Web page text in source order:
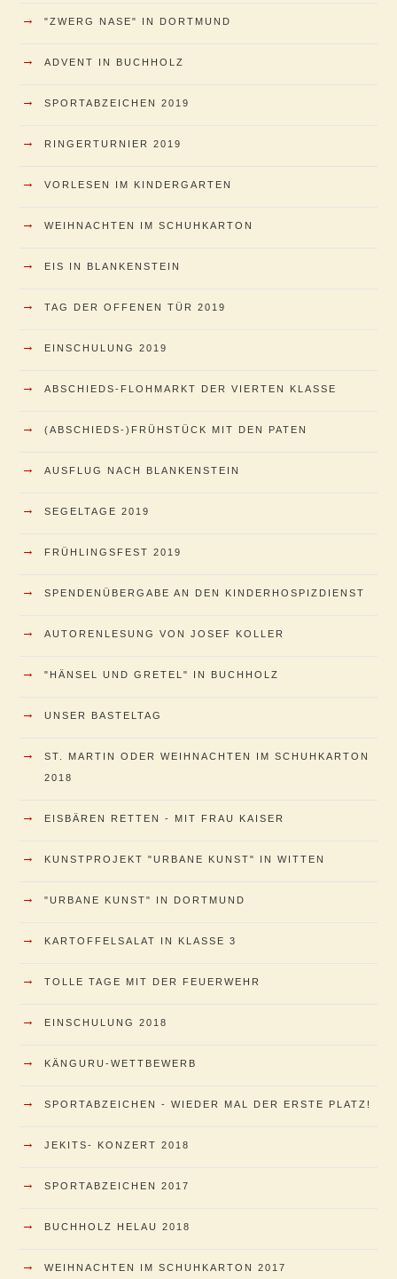
→ "ZWERG NASE" IN DORTMUND
→ ADVENT IN BUCHHOLZ
→ SPORTABZEICHEN 2019
→ RINGERTURNIER 2019
→ VORLESEN IM KINDERGARTEN
→ WEIHNACHTEN IM SCHUHKARTON
→ EIS IN BLANKENSTEIN
→ TAG DER OFFENEN TÜR 2019
→ EINSCHULUNG 2019
→ ABSCHIEDS-FLOHMARKT DER VIERTEN KLASSE
→ (ABSCHIEDS-)FRÜHSTÜCK MIT DEN PATEN
→ AUSFLUG NACH BLANKENSTEIN
→ SEGELTAGE 2019
→ FRÜHLINGSFEST 2019
→ SPENDENÜBERGABE AN DEN KINDERHOSPIZDIENST
→ AUTORENLESUNG VON JOSEF KOLLER
→ "HÄNSEL UND GRETEL" IN BUCHHOLZ
→ UNSER BASTELTAG
→
ST. MARTIN ODER WEIHNACHTEN IM SCHUHKARTON
2018
→ EISBÄREN RETTEN - MIT FRAU KAISER
→ KUNSTPROJEKT "URBANE KUNST" IN WITTEN
→ "URBANE KUNST" IN DORTMUND
→ KARTOFFELSALAT IN KLASSE 3
→ TOLLE TAGE MIT DER FEUERWEHR
→ EINSCHULUNG 2018
→ KÄNGURU-WETTBEWERB
→ SPORTABZEICHEN - WIEDER MAL DER ERSTE PLATZ!
→ JEKITS- KONZERT 2018
→ SPORTABZEICHEN 2017
→ BUCHHOLZ HELAU 2018
→ WEIHNACHTEN IM SCHUHKARTON 2017